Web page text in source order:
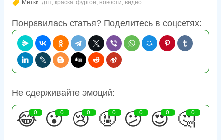
Метки: дтп, краска, фургон, новости, видео
Понравилась статья? Поделитесь в соцсетях:
Не сдерживайте эмоций:
😂
0 😮
0 😢
0 🤬
0 😕
0 😍
0 🤔
0